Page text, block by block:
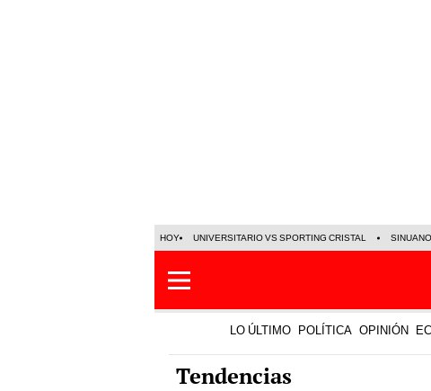
HOY UNIVERSITARIO VS SPORTING CRISTAL
LO ÚLTIMO POLÍTICA OPINIÓN
Tendencias